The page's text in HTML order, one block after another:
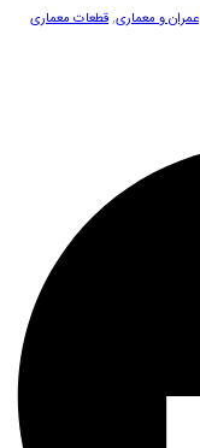
عمران و معماری,قطعات معماری